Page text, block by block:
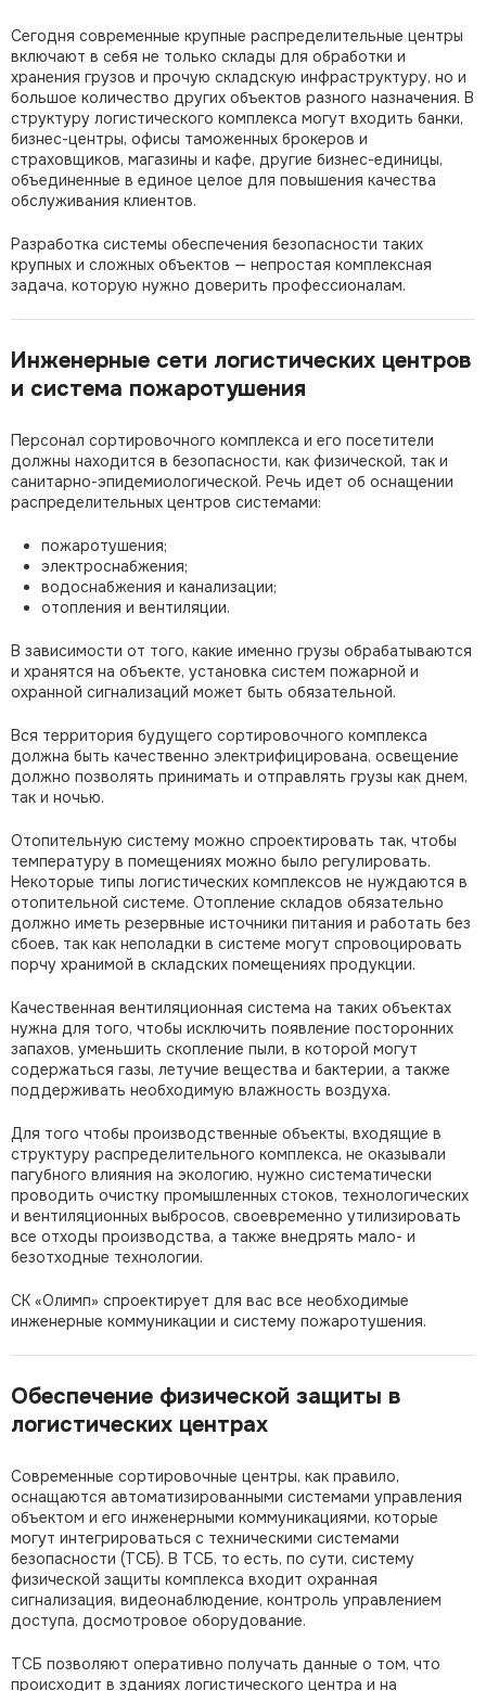
Сегодня современные крупные распределительные центры
включают в себя не только склады для обработки и
хранения грузов и прочую складскую инфраструктуру, но и
большое количество других объектов разного назначения. В
структуру логистического комплекса могут входить банки,
бизнес-центры, офисы таможенных брокеров и
страховщиков, магазины и кафе, другие бизнес-единицы,
объединенные в единое целое для повышения качества
обслуживания клиентов.
Разработка системы обеспечения безопасности таких
крупных и сложных объектов — непростая комплексная
задача, которую нужно доверить профессионалам.
Инженерные сети логистических центров
и система пожаротушения
Персонал сортировочного комплекса и его посетители
должны находится в безопасности, как физической, так и
санитарно-эпидемиологической. Речь идет об оснащении
распределительных центров системами:
пожаротушения;
электроснабжения;
водоснабжения и канализации;
отопления и вентиляции.
В зависимости от того, какие именно грузы обрабатываются
и хранятся на объекте, установка систем пожарной и
охранной сигнализаций может быть обязательной.
Вся территория будущего сортировочного комплекса
должна быть качественно электрифицирована, освещение
должно позволять принимать и отправлять грузы как днем,
так и ночью.
Отопительную систему можно спроектировать так, чтобы
температуру в помещениях можно было регулировать.
Некоторые типы логистических комплексов не нуждаются в
отопительной системе. Отопление складов обязательно
должно иметь резервные источники питания и работать без
сбоев, так как неполадки в системе могут спровоцировать
порчу хранимой в складских помещениях продукции.
Качественная вентиляционная система на таких объектах
нужна для того, чтобы исключить появление посторонних
запахов, уменьшить скопление пыли, в которой могут
содержаться газы, летучие вещества и бактерии, а также
поддерживать необходимую влажность воздуха.
Для того чтобы производственные объекты, входящие в
структуру распределительного комплекса, не оказывали
пагубного влияния на экологию, нужно систематически
проводить очистку промышленных стоков, технологических
и вентиляционных выбросов, своевременно утилизировать
все отходы производства, а также внедрять мало- и
безотходные технологии.
СК «Олимп» спроектирует для вас все необходимые
инженерные коммуникации и систему пожаротушения.
Обеспечение физической защиты в
логистических центрах
Современные сортировочные центры, как правило,
оснащаются автоматизированными системами управления
объектом и его инженерными коммуникациями, которые
могут интегрироваться с техническими системами
безопасности (ТСБ). В ТСБ, то есть, по сути, систему
физической защиты комплекса входит охранная
сигнализация, видеонаблюдение, контроль управлением
доступа, досмотровое оборудование.
ТСБ позволяют оперативно получать данные о том, что
происходит в зданиях логистического центра и на